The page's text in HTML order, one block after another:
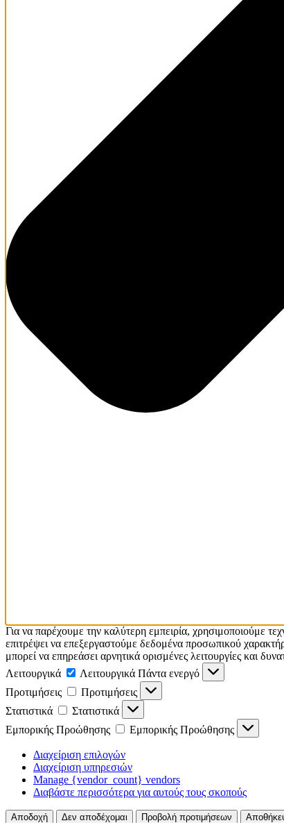
Για να παρέχουμε την καλύτερη εμπειρία, χρησιμοποιούμε
επιτρέψει να επεξεργαστούμε δεδομένα προσωπικού
μπορεί να επηρεάσει αρνητικά ορισμένες λειτουργίες και
Λειτουργικά
Λειτουργικά Πάντα ενεργό
Προτιμήσεις
Προτιμήσεις
Στατιστικά
Στατιστικά
Εμπορικής Προώθησης
Εμπορικής Προώθησης
Διαχείριση επιλογών
Διαχείριση υπηρεσιών
Manage {vendor_count} vendors
Διαβάστε περισσότερα για αυτούς τους σκοπούς
Αποδοχή Δεν αποδέχομαι Προβολή προτιμήσεων